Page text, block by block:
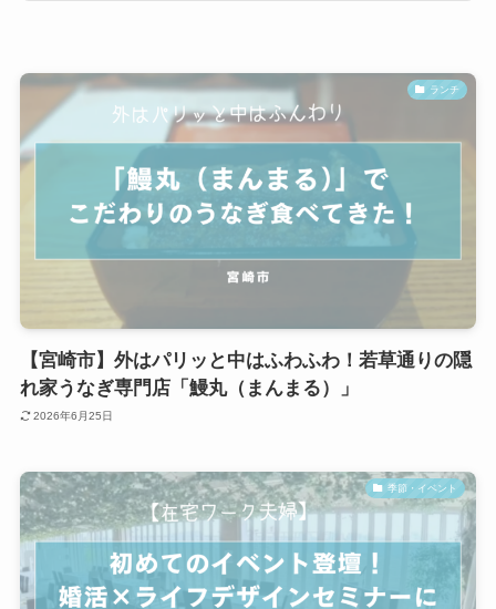
ランチ
【宮崎市】外はパリッと中はふわふわ！若草通りの隠
れ家うなぎ専門店「鰻丸（まんまる）」
2026年6月25日
季節・イベント